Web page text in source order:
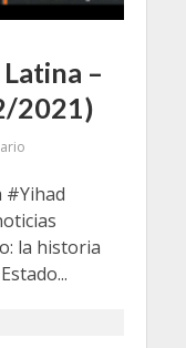
–
2021)
la historia